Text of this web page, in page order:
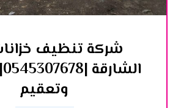
شركة تنظيف
وتعقيم